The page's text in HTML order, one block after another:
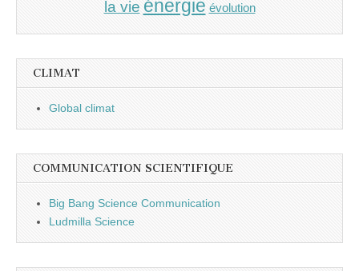
la vie énergie évolution
CLIMAT
Global climat
COMMUNICATION SCIENTIFIQUE
Big Bang Science Communication
Ludmilla Science